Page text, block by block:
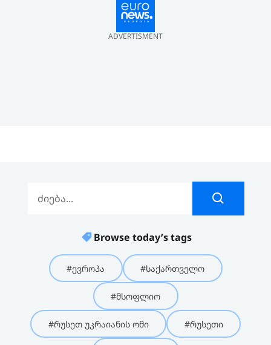
ADVERTISMENT
Browse today’s tags
#ევროპა #საქართველო
#მსოფლიო
#რუსეთ უკრაიანის ომი #რუსეთი